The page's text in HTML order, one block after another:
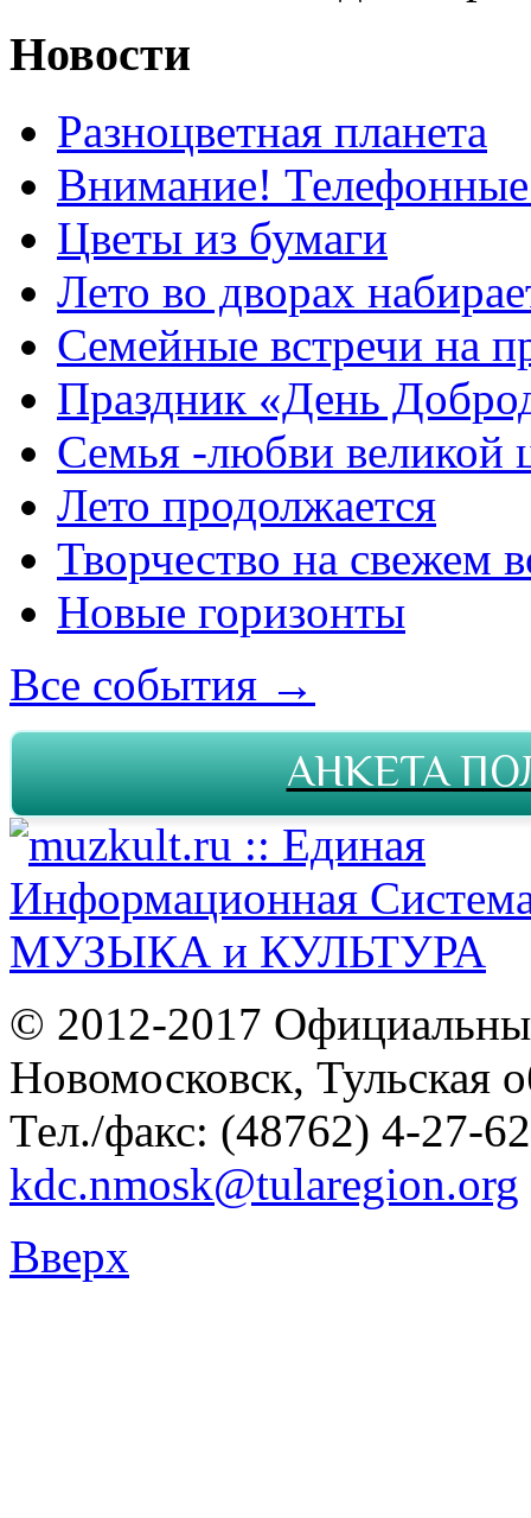
Новости
Разноцветная планета
Внимание!
Цветы из бумаги
Лето во дворах
Семейные встречи на
Праздник «День
Семья -любви великой
Лето продолжается
Творчество на свежем
Новые горизонты
Все события →
АНКЕТА
© 2012-2017
Новомосковск, Тульская
Тел./факс: (48762) 4-27-
kdc.nmosk@tularegion.org
Вверх